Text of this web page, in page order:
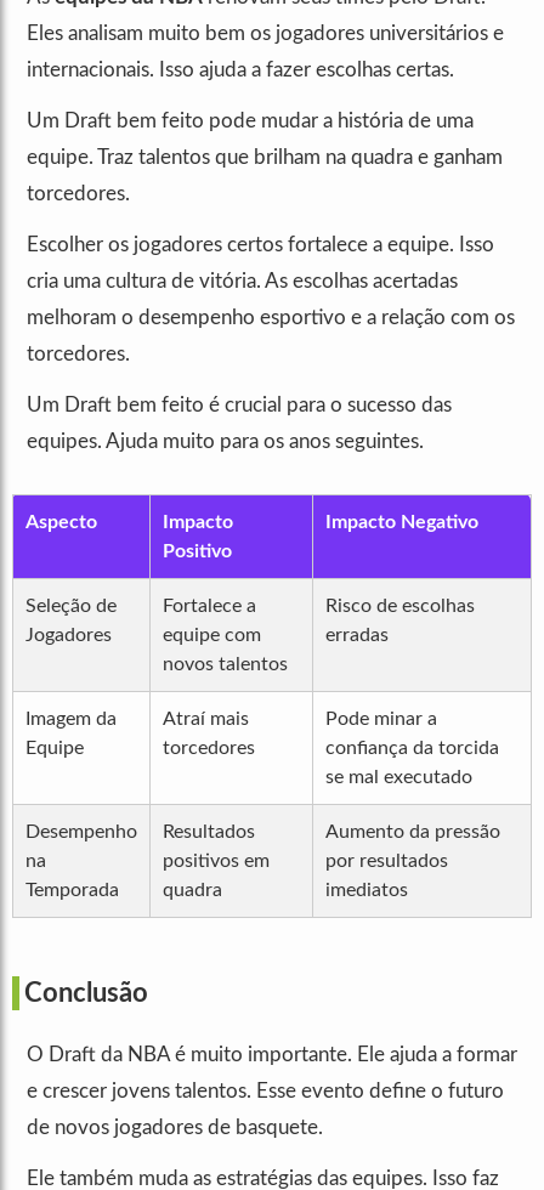
Eles analisam muito bem os jogadores universitários e
internacionais. Isso ajuda a fazer escolhas certas.
Um Draft bem feito pode mudar a história de uma
equipe. Traz talentos que brilham na quadra e ganham
torcedores.
Escolher os jogadores certos fortalece a equipe. Isso
cria uma cultura de vitória. As escolhas acertadas
melhoram o desempenho esportivo e a relação com os
torcedores.
Um Draft bem feito é crucial para o sucesso das
equipes. Ajuda muito para os anos seguintes.
Aspecto
Impacto
Positivo
Impacto Negativo
Seleção de
Jogadores
Fortalece a
equipe com
novos talentos
Risco de escolhas
erradas
Imagem da
Equipe
Atraí mais
torcedores
Pode minar a
confiança da torcida
se mal executado
Desempenho
na
Temporada
Resultados
positivos em
quadra
Aumento da pressão
por resultados
imediatos
Conclusão
O Draft da NBA é muito importante. Ele ajuda a formar
e crescer jovens talentos. Esse evento define o futuro
de novos jogadores de basquete.
Ele também muda as estratégias das equipes. Isso faz